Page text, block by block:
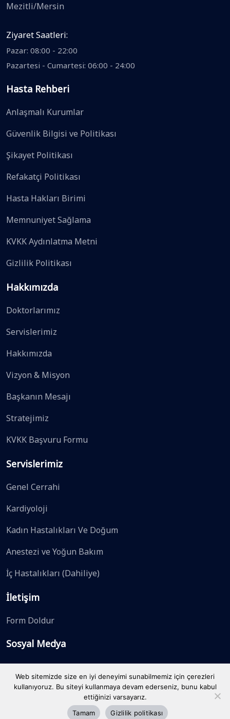
Mezitli/Mersin
Ziyaret Saatleri:
Pazar: 08:00 - 22:00
Pazartesi - Cumartesi: 06:00 - 24:00
Hasta Rehberi
Anlaşmalı Kurumlar
Güvenlik Bilgisi ve Politikası
Şikayet Politikası
Refakatçi Politikası
Hasta Hakları Birimi
Memnuniyet Sağlama
KVKK Aydınlatma Metni
Gizlilik Politikası
Hakkımızda
Doktorlarımız
Servislerimiz
Hakkımızda
Vizyon & Misyon
Başkanın Mesajı
Stratejimiz
KVKK Başvuru Formu
Servislerimiz
Genel Cerrahi
Kardiyoloji
Kadın Hastalıkları Ve Doğum
Anestezi ve Yoğun Bakım
İç Hastalıkları (Dahiliye)
İletişim
Form Doldur
Sosyal Medya
Web sitemizde size en iyi deneyimi sunabilmemiz için çerezleri
kullanıyoruz. Bu siteyi kullanmaya devam ederseniz, bunu kabul
ettiğinizi varsayarız.
Tamam
Gizlilik politikası